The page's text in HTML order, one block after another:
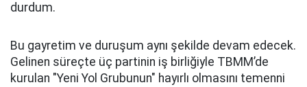
durdum.
Bu gayretim ve duruşum aynı şekilde devam edecek.
Gelinen süreçte üç partinin iş birliğiyle TBMM’de
kurulan "Yeni Yol Grubunun" hayırlı olmasını temenni